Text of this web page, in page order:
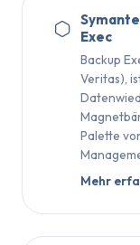
Exec
Backup
Veritas),
Palette
Mehr